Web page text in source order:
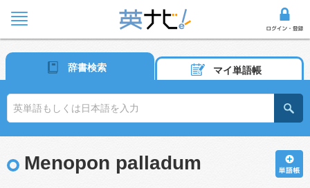
辞書検索 マイ単語帳
Menopon palladum